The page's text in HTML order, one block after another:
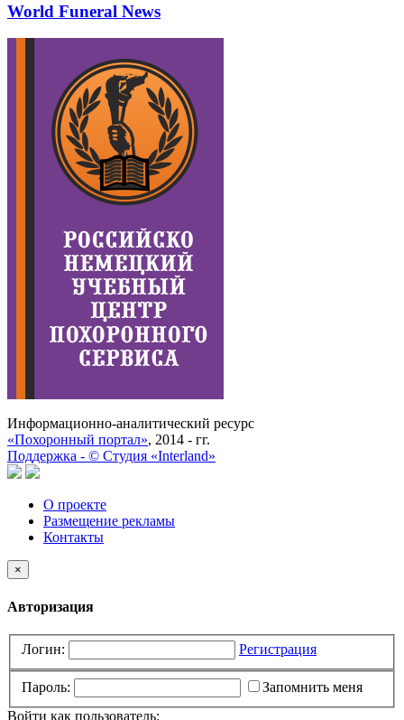
World Funeral News
Информационно-аналитический ресурс
«Похоронный портал», 2014 - гг.
Поддержка - © Cтудия «Interland»
О проекте
Размещение рекламы
Контакты
×
Авторизация
Логин: Регистрация
Пароль:
Запомнить меня
Войти как пользователь: